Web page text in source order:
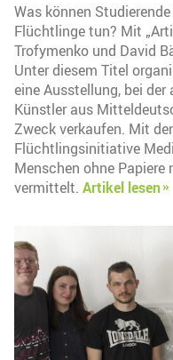
Was können
Flüchtlinge tun? Mit
Trofymenko und David
Unter diesem Titel
eine Ausstellung, bei der
Künstler aus
Zweck verkaufen. Mit
Flüchtlingsinitiative
Menschen ohne Papiere
vermittelt. Artikel lesen